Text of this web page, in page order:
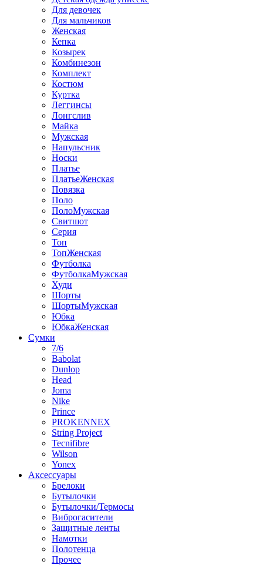
Для девочек
Для мальчиков
Женская
Кепка
Козырек
Комбинезон
Комплект
Костюм
Куртка
Леггинсы
Лонгслив
Майка
Мужская
Напульсник
Носки
Платье
ПлатьеЖенская
Повязка
Поло
ПолоМужская
Свитшот
Серия
Топ
ТопЖенская
Футболка
ФутболкаМужская
Худи
Шорты
ШортыМужская
Юбка
ЮбкаЖенская
Сумки
7/6
Babolat
Dunlop
Head
Joma
Nike
Prince
PROKENNEX
String Project
Tecnifibre
Wilson
Yonex
Аксессуары
Брелоки
Бутылочки
Бутылочки/Термосы
Виброгасители
Защитные ленты
Намотки
Полотенца
Прочее